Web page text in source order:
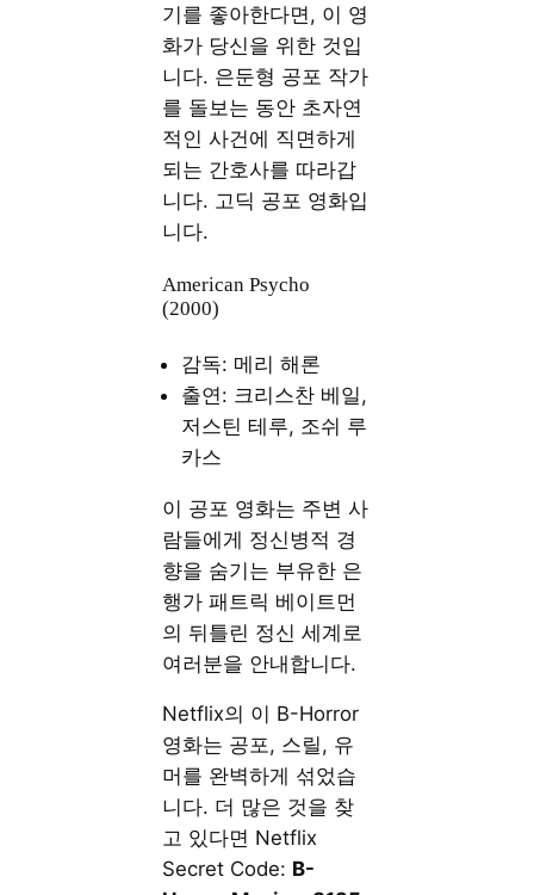
기를 좋아한다면, 이 영
화가 당신을 위한 것입
니다. 은둔형 공포 작가
를 돌보는 동안 초자연
적인 사건에 직면하게
되는 간호사를 따라갑
니다. 고딕 공포 영화입
니다.
American Psycho
(2000)
감독: 메리 해론
출연: 크리스찬 베일,
저스틴 테루, 조쉬 루
카스
이 공포 영화는 주변 사
람들에게 정신병적 경
향을 숨기는 부유한 은
행가 패트릭 베이트먼
의 뒤틀린 정신 세계로
여러분을 안내합니다.
Netflix의 이 B-Horror
영화는 공포, 스릴, 유
머를 완벽하게 섞었습
니다. 더 많은 것을 찾
고 있다면 Netflix
Secret Code: B-